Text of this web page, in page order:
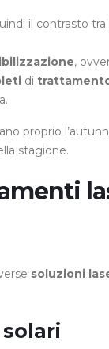
il contrasto
,
di
proprio
stagione.
soluzioni